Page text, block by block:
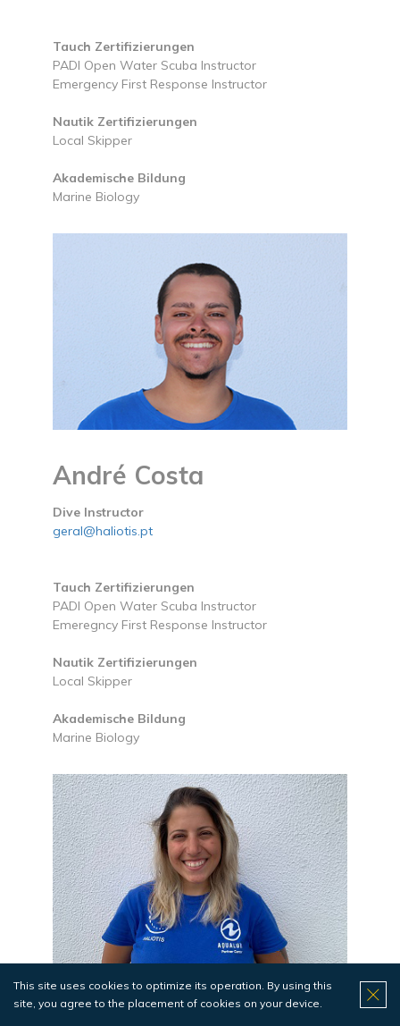
Tauch Zertifizierungen
PADI Open Water Scuba Instructor
Emergency First Response Instructor
Nautik Zertifizierungen
Local Skipper
Akademische Bildung
Marine Biology
André Costa
Dive Instructor
geral@haliotis.pt
Tauch Zertifizierungen
PADI Open Water Scuba Instructor
Emeregncy First Response Instructor
Nautik Zertifizierungen
Local Skipper
Akademische Bildung
Marine Biology
Beatriz Rosário
This site uses cookies to optimize its operation. By using this
site, you agree to the placement of cookies on your device.